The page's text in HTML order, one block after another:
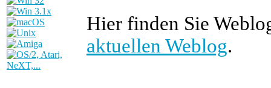
Hier finden Sie
aktuellen Weblog.